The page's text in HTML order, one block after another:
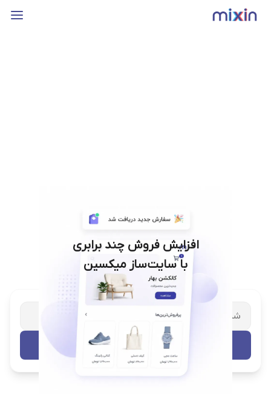
افزایش فروش چند برابری
با سایت‌ساز میکسین
شریک تجاری ترب با پشتیبانی اختصاصی
تست رایگان